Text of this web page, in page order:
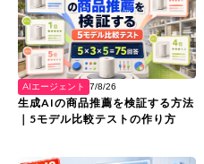
AIエージェント 7/8/26
生成AIの商品推薦を検証する方法
｜5モデル比較テストの作り方